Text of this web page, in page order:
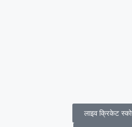
लाइव क्रिकेट